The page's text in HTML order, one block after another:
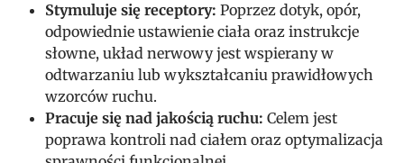
Stymuluje się receptory: Poprzez dotyk, opór,
odpowiednie ustawienie ciała oraz instrukcje
słowne, układ nerwowy jest wspierany w
odtwarzaniu lub wykształcaniu prawidłowych
wzorców ruchu.
Pracuje się nad jakością ruchu: Celem jest
poprawa kontroli nad ciałem oraz optymalizacja